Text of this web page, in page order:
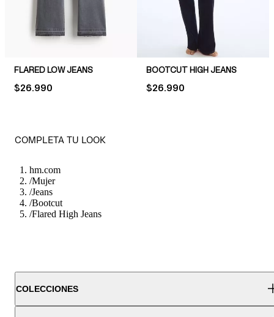
FLARED LOW JEANS
PRICE:
$26.990
BOOTCUT HIGH JEANS
PRICE:
$26.990
COMPLETA TU LOOK
hm.com
/Mujer
/Jeans
/Bootcut
/Flared High Jeans
COLECCIONES